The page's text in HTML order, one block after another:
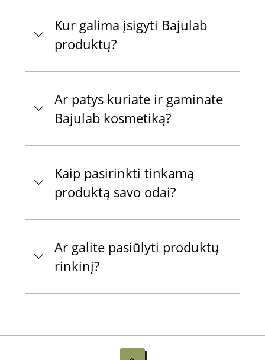
Kur galima įsigyti Bajulab
produktų?
Ar patys kuriate ir gaminate
Bajulab kosmetiką?
Kaip pasirinkti tinkamą
produktą savo odai?
Ar galite pasiūlyti produktų
rinkinį?